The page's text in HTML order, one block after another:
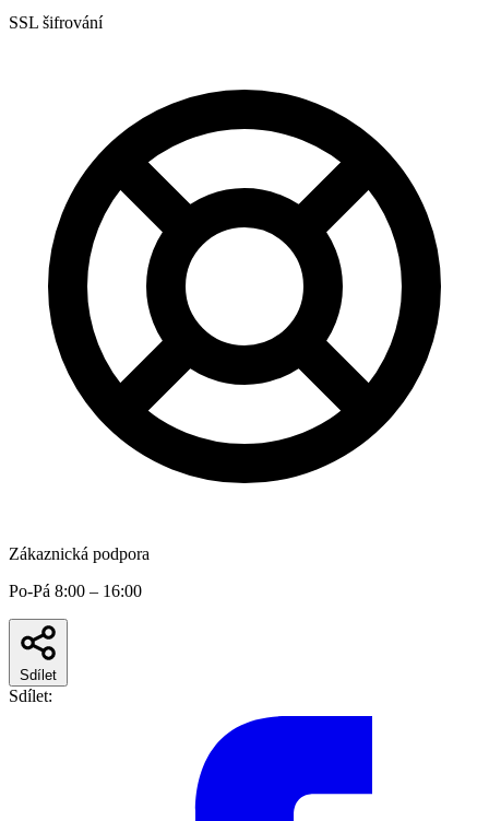
SSL šifrování
Zákaznická podpora
Po-Pá 8:00 – 16:00
Sdílet
Sdílet: